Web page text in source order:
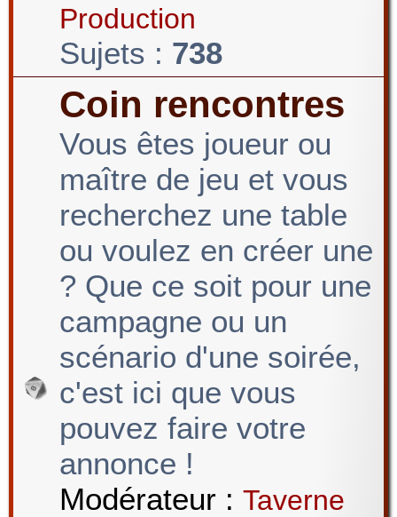
e
Production
Sujets : 738
Coin rencontres
Vous êtes joueur ou
maître de jeu et vous
recherchez une table
ou voulez en créer une
? Que ce soit pour une
campagne ou un
scénario d'une soirée,
c'est ici que vous
pouvez faire votre
annonce !
Modérateur : Taverne